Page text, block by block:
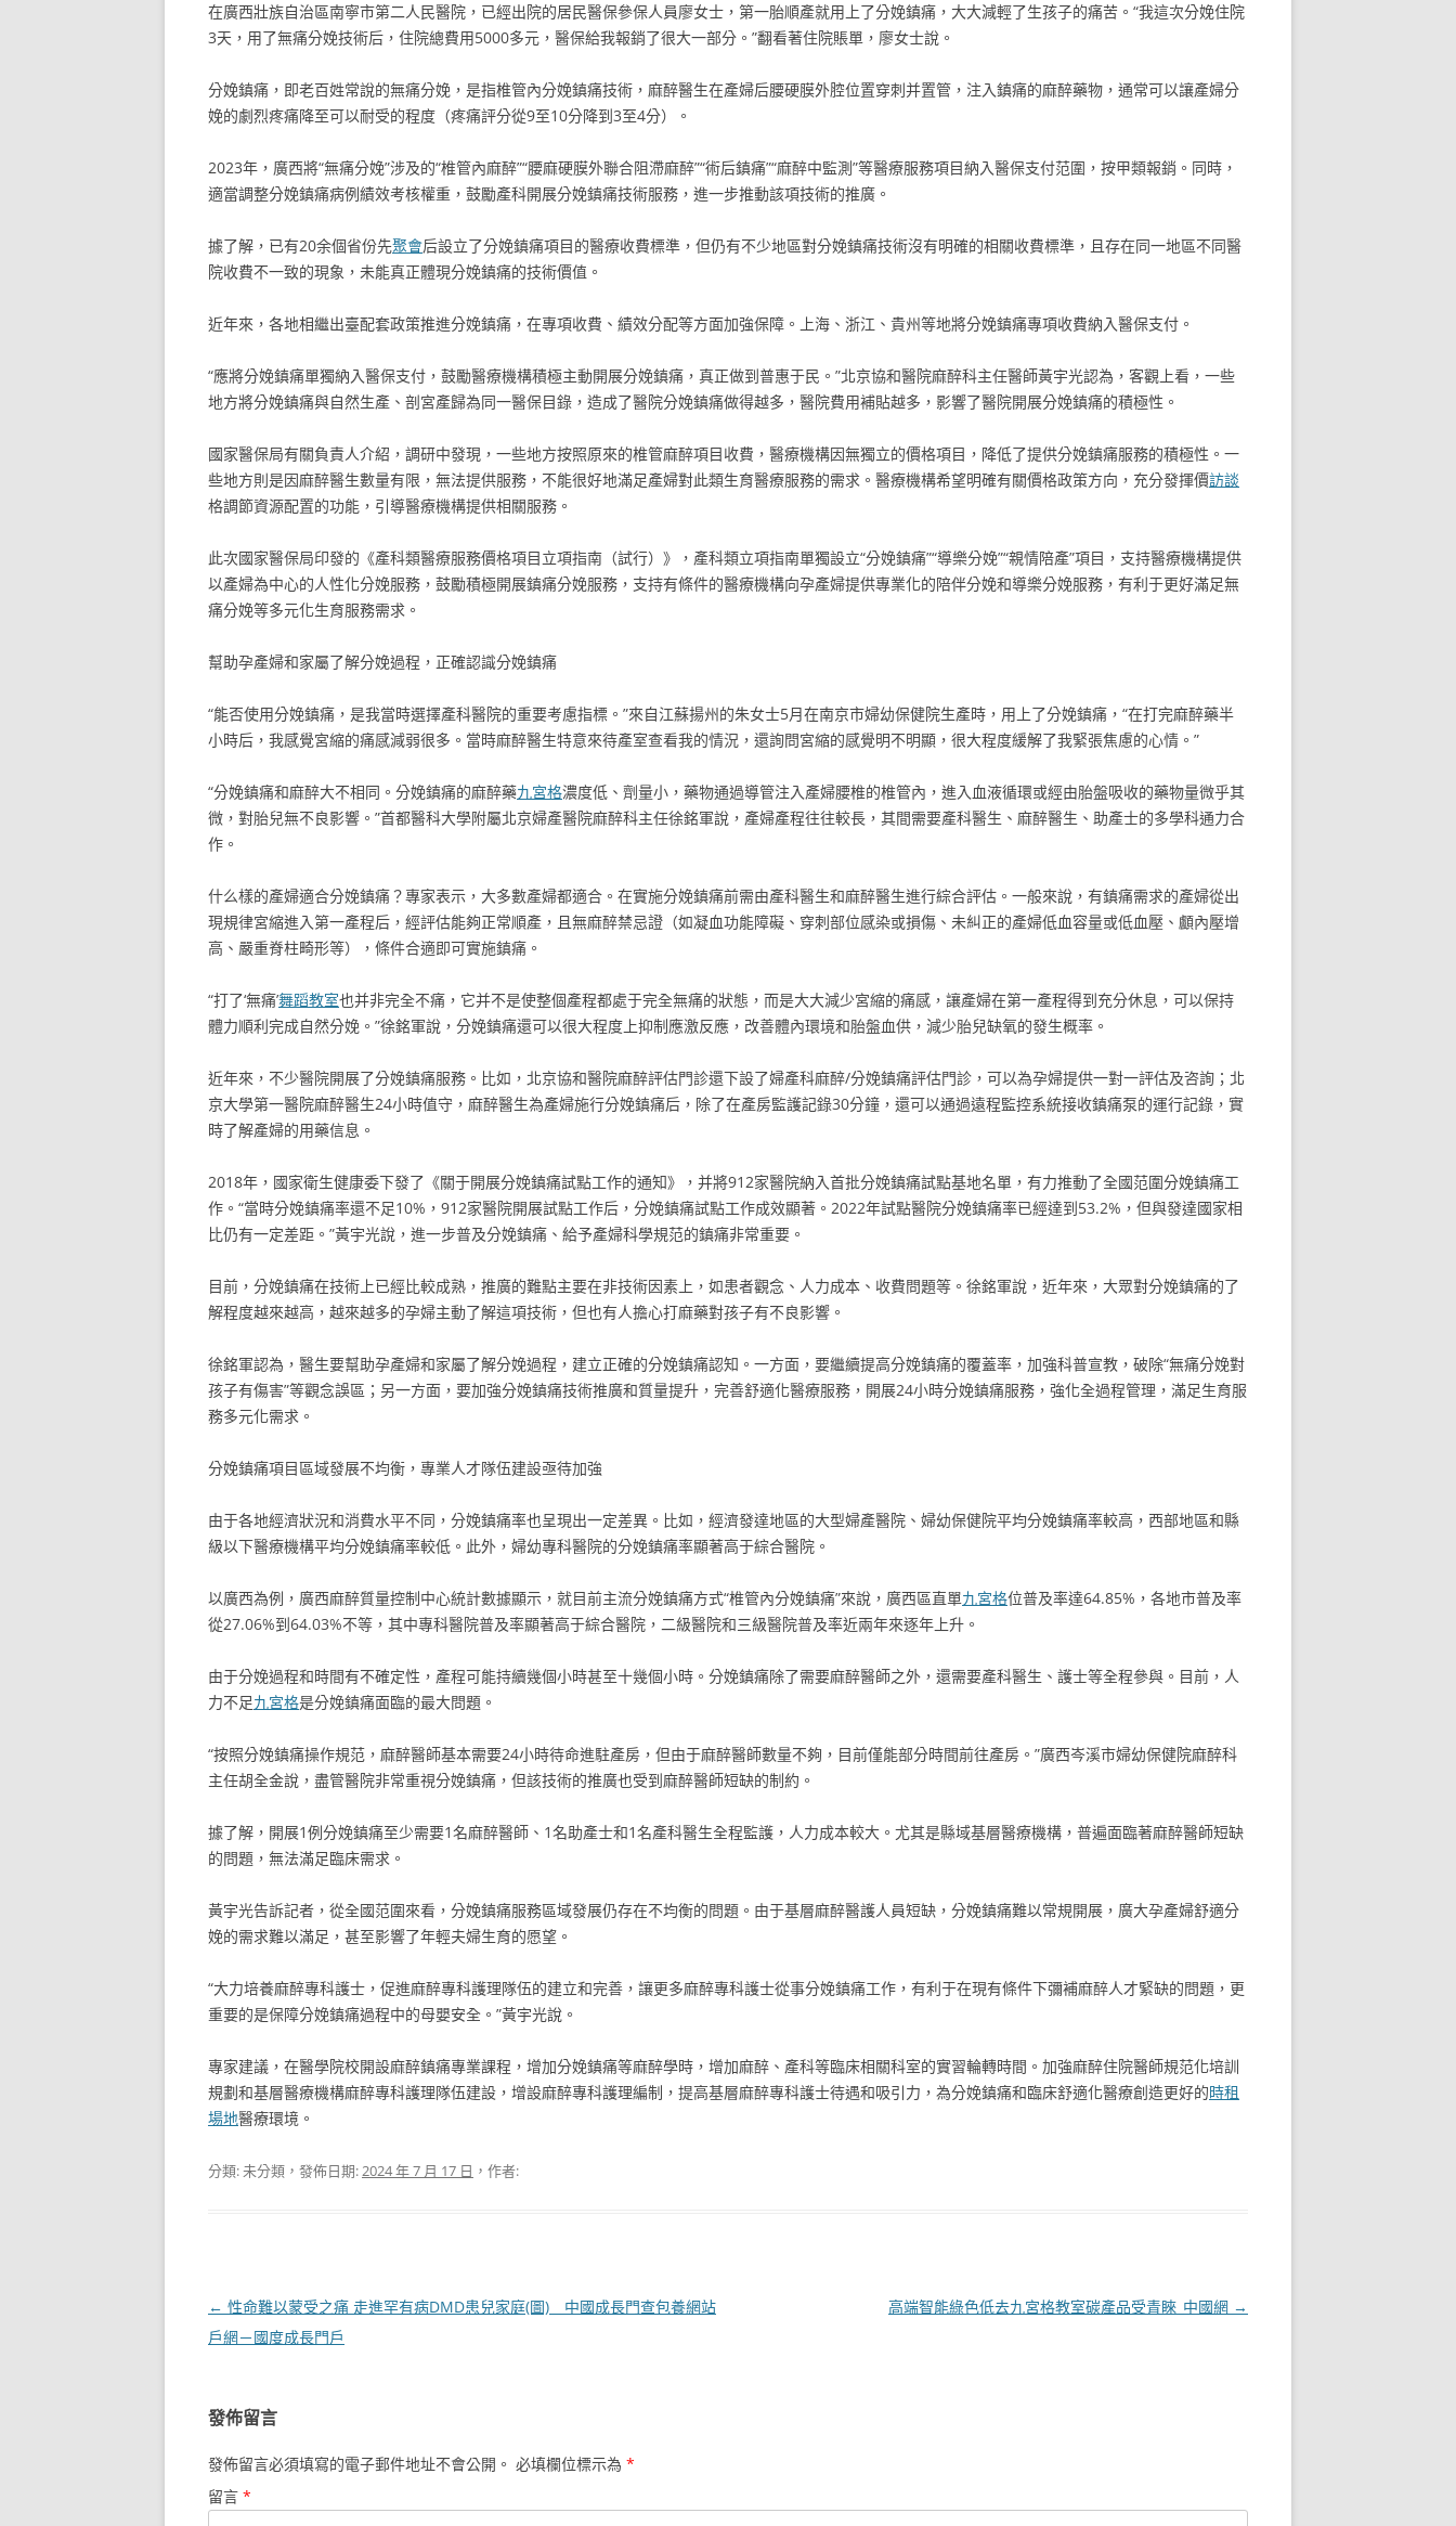
在廣西壯族自治區南寧市第二人民醫院，已經出院的居民醫保參保人員廖女士，第一胎順產就用上了分娩鎮痛，大大減輕了生孩子的痛苦。“我這次分娩住院
3天，用了無痛分娩技術后，住院總費用5000多元，醫保給我報銷了很大一部分。”翻看著住院賬單，廖女士說。
分娩鎮痛，即老百姓常說的無痛分娩，是指椎管內分娩鎮痛技術，麻醉醫生在產婦后腰硬膜外腔位置穿刺并置管，注入鎮痛的麻醉藥物，通常可以讓產婦分
娩的劇烈疼痛降至可以耐受的程度（疼痛評分從9至10分降到3至4分）。
2023年，廣西將“無痛分娩”涉及的“椎管內麻醉”“腰麻硬膜外聯合阻滯麻醉”“術后鎮痛”“麻醉中監測”等醫療服務項目納入醫保支付范圍，按甲類報銷。同時，
適當調整分娩鎮痛病例績效考核權重，鼓勵產科開展分娩鎮痛技術服務，進一步推動該項技術的推廣。
據了解，已有20余個省份先聚會后設立了分娩鎮痛項目的醫療收費標準，但仍有不少地區對分娩鎮痛技術沒有明確的相關收費標準，且存在同一地區不同醫
院收費不一致的現象，未能真正體現分娩鎮痛的技術價值。
近年來，各地相繼出臺配套政策推進分娩鎮痛，在專項收費、績效分配等方面加強保障。上海、浙江、貴州等地將分娩鎮痛專項收費納入醫保支付。
“應將分娩鎮痛單獨納入醫保支付，鼓勵醫療機構積極主動開展分娩鎮痛，真正做到普惠于民。”北京協和醫院麻醉科主任醫師黃宇光認為，客觀上看，一些
地方將分娩鎮痛與自然生產、剖宮產歸為同一醫保目錄，造成了醫院分娩鎮痛做得越多，醫院費用補貼越多，影響了醫院開展分娩鎮痛的積極性。
國家醫保局有關負責人介紹，調研中發現，一些地方按照原來的椎管麻醉項目收費，醫療機構因無獨立的價格項目，降低了提供分娩鎮痛服務的積極性。一
些地方則是因麻醉醫生數量有限，無法提供服務，不能很好地滿足產婦對此類生育醫療服務的需求。醫療機構希望明確有關價格政策方向，充分發揮價訪談
格調節資源配置的功能，引導醫療機構提供相關服務。
此次國家醫保局印發的《產科類醫療服務價格項目立項指南（試行）》，產科類立項指南單獨設立“分娩鎮痛”“導樂分娩”“親情陪產”項目，支持醫療機構提供
以產婦為中心的人性化分娩服務，鼓勵積極開展鎮痛分娩服務，支持有條件的醫療機構向孕產婦提供專業化的陪伴分娩和導樂分娩服務，有利于更好滿足無
痛分娩等多元化生育服務需求。
幫助孕產婦和家屬了解分娩過程，正確認識分娩鎮痛
“能否使用分娩鎮痛，是我當時選擇產科醫院的重要考慮指標。”來自江蘇揚州的朱女士5月在南京市婦幼保健院生產時，用上了分娩鎮痛，“在打完麻醉藥半
小時后，我感覺宮縮的痛感減弱很多。當時麻醉醫生特意來待產室查看我的情況，還詢問宮縮的感覺明不明顯，很大程度緩解了我緊張焦慮的心情。”
“分娩鎮痛和麻醉大不相同。分娩鎮痛的麻醉藥九宮格濃度低、劑量小，藥物通過導管注入產婦腰椎的椎管內，進入血液循環或經由胎盤吸收的藥物量微乎其
微，對胎兒無不良影響。”首都醫科大學附屬北京婦產醫院麻醉科主任徐銘軍說，產婦產程往往較長，其間需要產科醫生、麻醉醫生、助產士的多學科通力合
作。
什么樣的產婦適合分娩鎮痛？專家表示，大多數產婦都適合。在實施分娩鎮痛前需由產科醫生和麻醉醫生進行綜合評估。一般來說，有鎮痛需求的產婦從出
現規律宮縮進入第一產程后，經評估能夠正常順產，且無麻醉禁忌證（如凝血功能障礙、穿刺部位感染或損傷、未糾正的產婦低血容量或低血壓、顱內壓增
高、嚴重脊柱畸形等），條件合適即可實施鎮痛。
“打了‘無痛’舞蹈教室也并非完全不痛，它并不是使整個產程都處于完全無痛的狀態，而是大大減少宮縮的痛感，讓產婦在第一產程得到充分休息，可以保持
體力順利完成自然分娩。”徐銘軍說，分娩鎮痛還可以很大程度上抑制應激反應，改善體內環境和胎盤血供，減少胎兒缺氧的發生概率。
近年來，不少醫院開展了分娩鎮痛服務。比如，北京協和醫院麻醉評估門診還下設了婦產科麻醉/分娩鎮痛評估門診，可以為孕婦提供一對一評估及咨詢；北
京大學第一醫院麻醉醫生24小時值守，麻醉醫生為產婦施行分娩鎮痛后，除了在產房監護記錄30分鐘，還可以通過遠程監控系統接收鎮痛泵的運行記錄，實
時了解產婦的用藥信息。
2018年，國家衛生健康委下發了《關于開展分娩鎮痛試點工作的通知》，并將912家醫院納入首批分娩鎮痛試點基地名單，有力推動了全國范圍分娩鎮痛工
作。“當時分娩鎮痛率還不足10%，912家醫院開展試點工作后，分娩鎮痛試點工作成效顯著。2022年試點醫院分娩鎮痛率已經達到53.2%，但與發達國家相
比仍有一定差距。”黃宇光說，進一步普及分娩鎮痛、給予產婦科學規范的鎮痛非常重要。
目前，分娩鎮痛在技術上已經比較成熟，推廣的難點主要在非技術因素上，如患者觀念、人力成本、收費問題等。徐銘軍說，近年來，大眾對分娩鎮痛的了
解程度越來越高，越來越多的孕婦主動了解這項技術，但也有人擔心打麻藥對孩子有不良影響。
徐銘軍認為，醫生要幫助孕產婦和家屬了解分娩過程，建立正確的分娩鎮痛認知。一方面，要繼續提高分娩鎮痛的覆蓋率，加強科普宣教，破除“無痛分娩對
孩子有傷害”等觀念誤區；另一方面，要加強分娩鎮痛技術推廣和質量提升，完善舒適化醫療服務，開展24小時分娩鎮痛服務，強化全過程管理，滿足生育服
務多元化需求。
分娩鎮痛項目區域發展不均衡，專業人才隊伍建設亟待加強
由于各地經濟狀況和消費水平不同，分娩鎮痛率也呈現出一定差異。比如，經濟發達地區的大型婦產醫院、婦幼保健院平均分娩鎮痛率較高，西部地區和縣
級以下醫療機構平均分娩鎮痛率較低。此外，婦幼專科醫院的分娩鎮痛率顯著高于綜合醫院。
以廣西為例，廣西麻醉質量控制中心統計數據顯示，就目前主流分娩鎮痛方式“椎管內分娩鎮痛”來說，廣西區直單九宮格位普及率達64.85%，各地市普及率
從27.06%到64.03%不等，其中專科醫院普及率顯著高于綜合醫院，二級醫院和三級醫院普及率近兩年來逐年上升。
由于分娩過程和時間有不確定性，產程可能持續幾個小時甚至十幾個小時。分娩鎮痛除了需要麻醉醫師之外，還需要產科醫生、護士等全程參與。目前，人
力不足九宮格是分娩鎮痛面臨的最大問題。
“按照分娩鎮痛操作規范，麻醉醫師基本需要24小時待命進駐產房，但由于麻醉醫師數量不夠，目前僅能部分時間前往產房。”廣西岑溪市婦幼保健院麻醉科
主任胡全金說，盡管醫院非常重視分娩鎮痛，但該技術的推廣也受到麻醉醫師短缺的制約。
據了解，開展1例分娩鎮痛至少需要1名麻醉醫師、1名助產士和1名產科醫生全程監護，人力成本較大。尤其是縣域基層醫療機構，普遍面臨著麻醉醫師短缺
的問題，無法滿足臨床需求。
黃宇光告訴記者，從全國范圍來看，分娩鎮痛服務區域發展仍存在不均衡的問題。由于基層麻醉醫護人員短缺，分娩鎮痛難以常規開展，廣大孕產婦舒適分
娩的需求難以滿足，甚至影響了年輕夫婦生育的愿望。
“大力培養麻醉專科護士，促進麻醉專科護理隊伍的建立和完善，讓更多麻醉專科護士從事分娩鎮痛工作，有利于在現有條件下彌補麻醉人才緊缺的問題，更
重要的是保障分娩鎮痛過程中的母嬰安全。”黃宇光說。
專家建議，在醫學院校開設麻醉鎮痛專業課程，增加分娩鎮痛等麻醉學時，增加麻醉、產科等臨床相關科室的實習輪轉時間。加強麻醉住院醫師規范化培訓
規劃和基層醫療機構麻醉專科護理隊伍建設，增設麻醉專科護理編制，提高基層麻醉專科護士待遇和吸引力，為分娩鎮痛和臨床舒適化醫療創造更好的時租
場地醫療環境。
分類: 未分類，發佈日期:2024 年 7 月 17 日 ，作者:
文
章
← 性命難以蒙受之痛 走進罕有病DMD患兒家庭(圖) _ 中國成長門查包養網站
戶網－國度成長門戶
高端智能綠色低去九宮格教室碳產品受青睞_中國網 →
發佈留言
發佈留言必須填寫的電子郵件地址不會公開。 必填欄位標示為 *
留言 *